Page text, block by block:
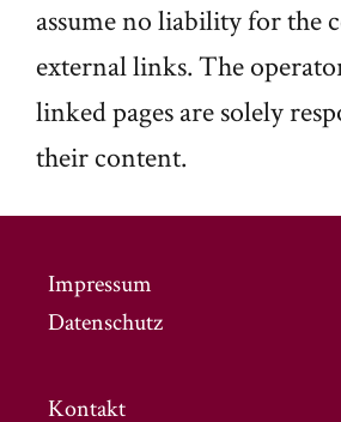
assume no liability for the
external links. The
linked pages are solely
their content.
Impressum
Datenschutz
Kontakt